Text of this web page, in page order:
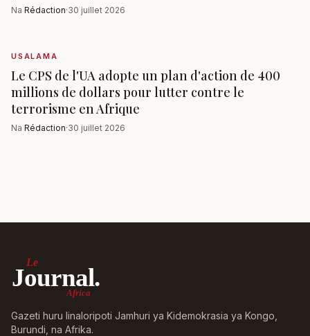
Na Rédaction·30 juillet 2026
USALAMA
Le CPS de l'UA adopte un plan d'action de 400
millions de dollars pour lutter contre le
terrorisme en Afrique
Na Rédaction·30 juillet 2026
Le
Journal.
Africa
Gazeti huru linaloripoti Jamhuri ya Kidemokrasia ya Kongo,
Burundi, na Afrika.